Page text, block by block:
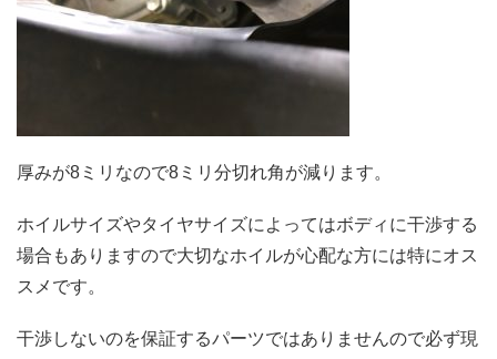
厚みが8ミリなので8ミリ分切れ角が減ります。
ホイルサイズやタイヤサイズによってはボディに干渉する
場合もありますので大切なホイルが心配な方には特にオス
スメです。
干渉しないのを保証するパーツではありませんので必ず現